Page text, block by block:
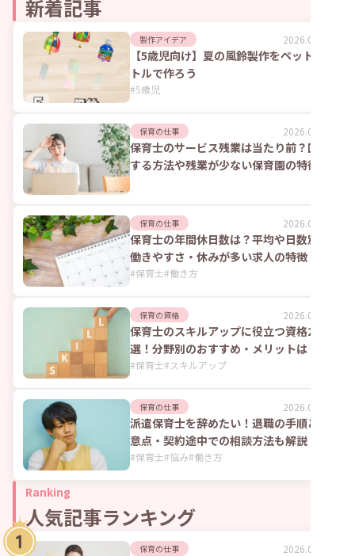
新着記事
製作アイデア 2026.08.07
【5歳児向け】夏の風鈴製作をペットボ
トルで作ろう
#5歳児
保育の仕事 2026.08.07
保育士のサービス残業は当たり前？回避
する方法や残業が少ない保育園の特徴
保育の仕事 2026.08.07
保育士の年間休日数は？平均や日数別の
働きやすさ・休みが多い求人の特徴
#保育士#働き方
保育の資格 2026.08.07
保育士のスキルアップに役立つ資格23
選！分野別のおすすめ・メリットは？
#保育士#スキルアップ
保育の仕事 2026.08.07
派遣保育士を辞めたい！退職の手順と注
意点・契約途中での相談方法も解説
#保育士#悩み#働き方
Ranking
人気記事ランキング
保育の仕事 2026.08.06